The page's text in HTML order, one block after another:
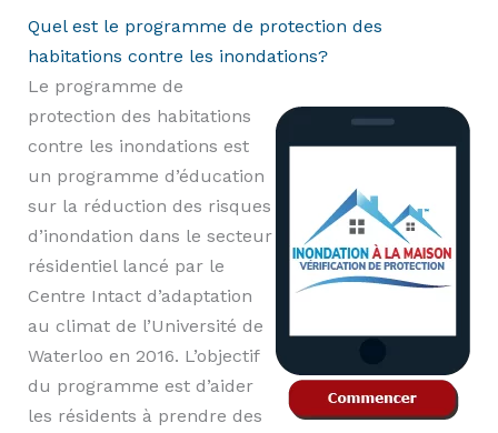
Quel est le programme de protection des
habitations contre les inondations?
Le programme de
protection des habitations
contre les inondations est
un programme d’éducation
sur la réduction des risques
d’inondation dans le secteur
résidentiel lancé par le
Centre Intact d’adaptation
au climat de l’Université de
Waterloo en 2016. L’objectif
du programme est d’aider
les résidents à prendre des